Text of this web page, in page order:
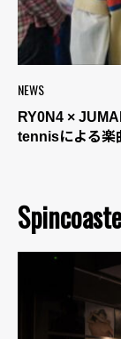
NEWS
RY0N4 ×
tennisによる楽